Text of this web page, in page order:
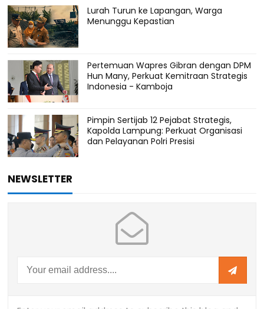
Lurah Turun ke Lapangan, Warga
Menunggu Kepastian
Pertemuan Wapres Gibran dengan DPM
Hun Many, Perkuat Kemitraan Strategis
Indonesia - Kamboja
Pimpin Sertijab 12 Pejabat Strategis,
Kapolda Lampung: Perkuat Organisasi
dan Pelayanan Polri Presisi
NEWSLETTER